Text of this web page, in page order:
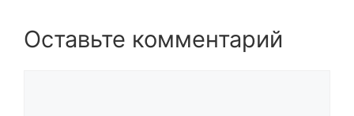
Оставьте комментарий